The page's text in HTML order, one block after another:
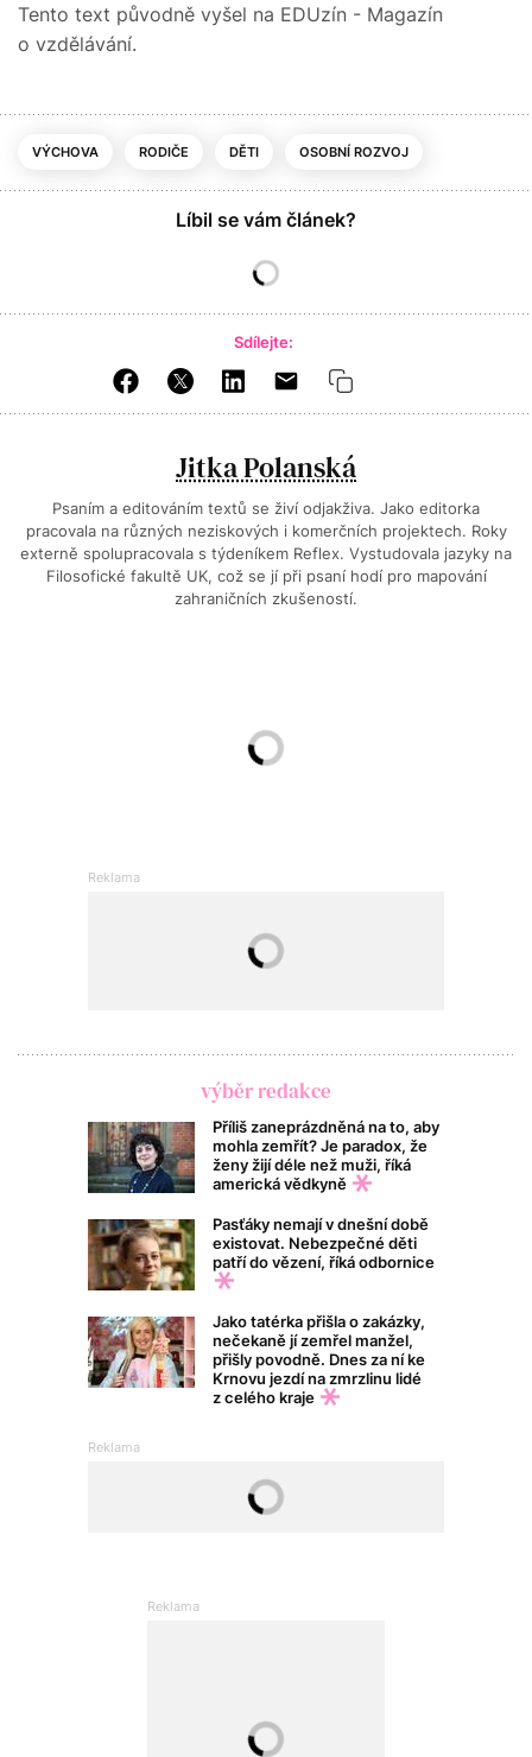
Tento text původně vyšel na EDUzín - Magazín
o vzdělávání.
VÝCHOVA RODIČE DĚTI OSOBNÍ ROZVOJ
Líbil se vám článek?
Sdílejte:
Jitka Polanská
Psaním a editováním textů se živí odjakživa. Jako editorka
pracovala na různých neziskových i komerčních projektech. Roky
externě spolupracovala s týdeníkem Reflex. Vystudovala jazyky na
Filosofické fakultě UK, což se jí při psaní hodí pro mapování
zahraničních zkušeností.
výběr redakce
Příliš zaneprázdněná na to, aby
mohla zemřít? Je paradox, že
ženy žijí déle než muži, říká
americká vědkyně
Pasťáky nemají v dnešní době
existovat. Nebezpečné děti
patří do vězení, říká odbornice
Jako tatérka přišla o zakázky,
nečekaně jí zemřel manžel,
přišly povodně. Dnes za ní ke
Krnovu jezdí na zmrzlinu lidé
z celého kraje